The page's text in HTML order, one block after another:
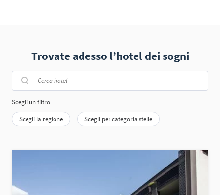
Trovate adesso l’hotel dei sogni
Scegli un filtro
Scegli la regione Scegli per categoria stelle